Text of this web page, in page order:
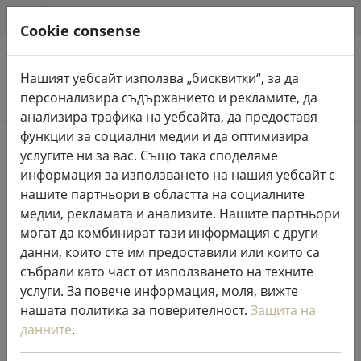
Търсене на продукти
Home
Приказни светлини и осветление
Приказни светлини
Удължител за феерични
светлини Sirius Tech-Line 230V 10
m черен
Cookie consense
Нашият уебсайт използва „бисквитки“, за да
персонализира съдържанието и рекламите, да
анализира трафика на уебсайта, да предоставя
функции за социални медии и да оптимизира
услугите ни за вас. Също така споделяме
информация за използването на нашия уебсайт с
нашите партньори в областта на социалните
медии, рекламата и анализите. Нашите партньори
могат да комбинират тази информация с други
данни, които сте им предоставили или които са
събрали като част от използването на техните
услуги. За повече информация, моля, вижте
нашата политика за поверителност. Защита на
данните.